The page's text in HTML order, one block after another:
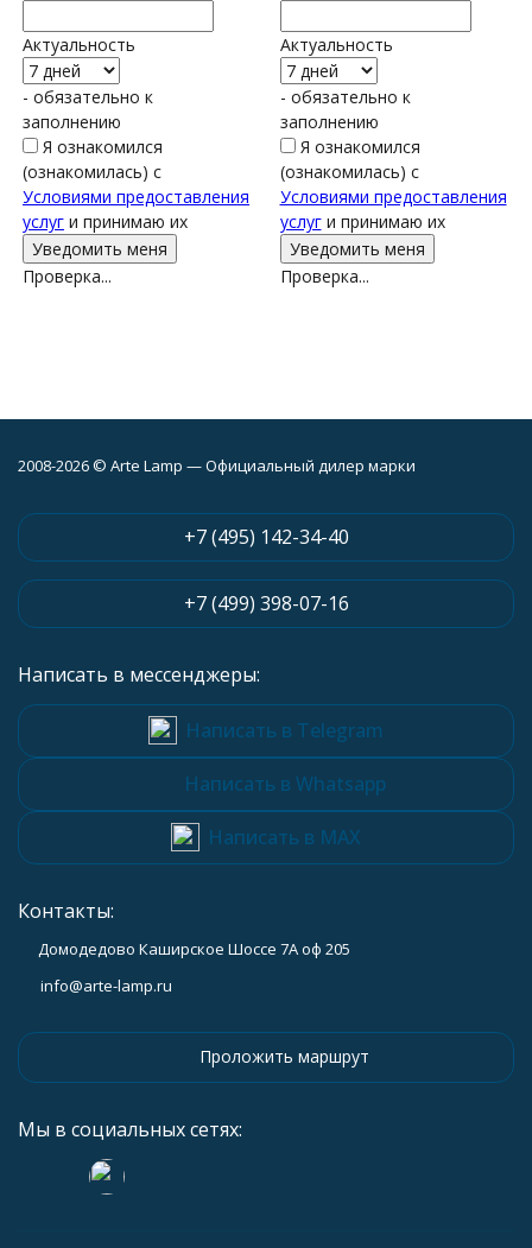
Актуальность
- обязательно к
заполнению
Я ознакомился
(ознакомилась) с
Условиями предоставления
услуг и принимаю их
Проверка...
Актуальность
- обязательно к
заполнению
Я ознакомился
(ознакомилась) с
Условиями предоставления
услуги принимаю их
Проверка...
2008-2026 © Arte Lamp — Официальный дилер марки
+7 (495) 142-34-40
+7 (499) 398-07-16
Написать в мессенджеры:
Написать в Telegram
Написать в Whatsapp
Написать в MAX
Контакты:
Домодедово Каширское Шоссе 7А оф 205
info@arte-lamp.ru
Проложить маршрут
Мы в социальных сетях: